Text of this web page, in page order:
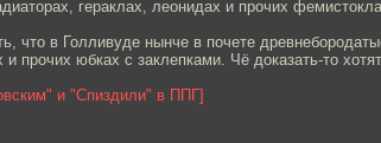
гераклах, леонидах и прочих
что в Голливуде нынче в почете
прочих юбках с заклепками. Чё доказать-то
и "Спиздили" в ППГ]